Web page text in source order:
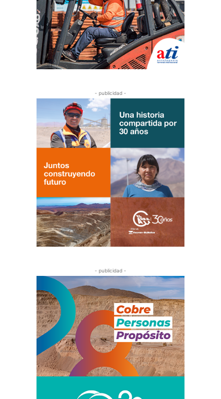
- publicidad -
- publicidad -